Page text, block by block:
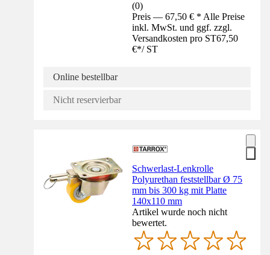
(0)
Preis — 67,50 € * Alle Preise
inkl. MwSt. und ggf. zzgl.
Versandkosten pro ST67,50
€*/ ST
Online bestellbar
Nicht reservierbar
Schwerlast-Lenkrolle
Polyurethan feststellbar Ø 75
mm bis 300 kg mit Platte
140x110 mm
Artikel wurde noch nicht
bewertet.